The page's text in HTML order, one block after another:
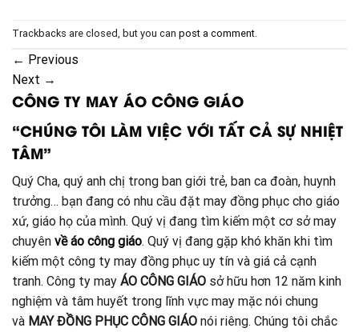
Trackbacks are closed, but you can post a comment
← Previous
Next →
CÔNG TY MAY ÁO CÔNG GIÁO
“CHÚNG TÔI LÀM VIỆC VỚI TẤT CẢ SỰ NHIỆT
TÂM”
Quý Cha, quý anh chị trong ban giới trẻ, ban ca đoàn, huynh
trưởng… bạn đang có nhu cầu đặt may đồng phục cho giáo
xứ, giáo họ của mình. Quý vị đang tìm kiếm một cơ sở may
chuyên về áo công giáo. Quý vị đang gặp khó khăn khi tìm
kiếm một công ty may đồng phục uy tín và giá cả cạnh
tranh. Công ty may ÁO CÔNG GIÁO sở hữu hơn 12 năm kinh
nghiệm và tâm huyết trong lĩnh vực may mặc nói chung
và MAY ĐỒNG PHỤC CÔNG GIÁO nói riêng. Chúng tôi chắc